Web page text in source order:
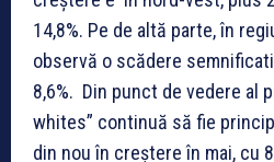
14,8%. Pe de altă parte, în
observă o scădere
8,6%. Din punct de vedere al
whites” continuă să fie
din nou în creștere în mai, cu